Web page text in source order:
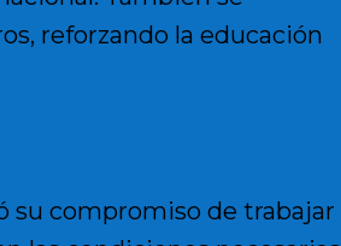
reforzando la educación
su compromiso de trabajar